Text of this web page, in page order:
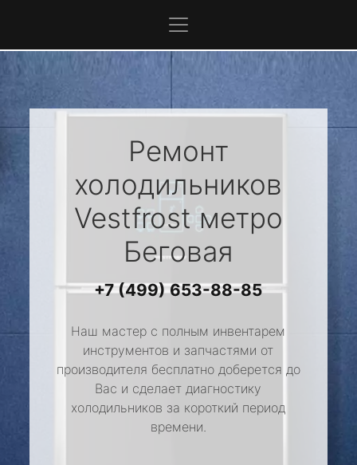
Ремонт
холодильников
Vestfrostметро
Беговая
+7 (499) 653-88-85
Наш мастер с полным инвентарем
инструментов и запчастями от
производителя бесплатно доберется до
Вас и сделает диагностику
холодильников за короткий период
времени.